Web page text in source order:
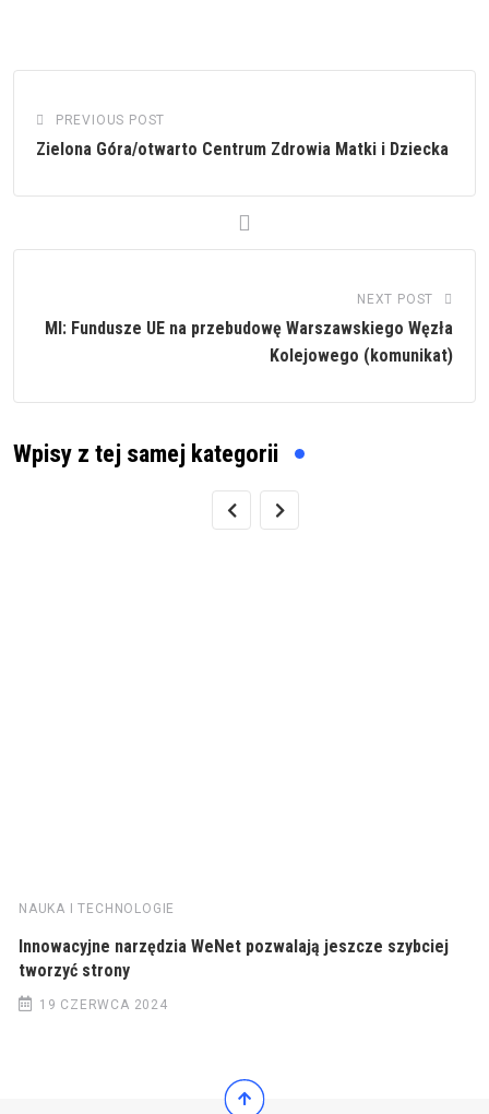
PREVIOUS POST
Zielona Góra/otwarto Centrum Zdrowia Matki i Dziecka
NEXT POST
MI: Fundusze UE na przebudowę Warszawskiego Węzła
Kolejowego (komunikat)
Wpisy z tej samej kategorii
NAUKA I TECHNOLOGIE
Innowacyjne narzędzia WeNet pozwalają jeszcze szybciej
tworzyć strony
19 CZERWCA 2024